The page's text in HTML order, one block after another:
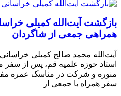
بازگشت آیت‌الله کمیلی
همراهی جمعی از شاگردان
آیت‌الله محمد صالح کمیلی
استاد حوزه علمیه قم، پس از سفر
منوره و شرکت در مناسک عمره
سفر همراه با جمعی از